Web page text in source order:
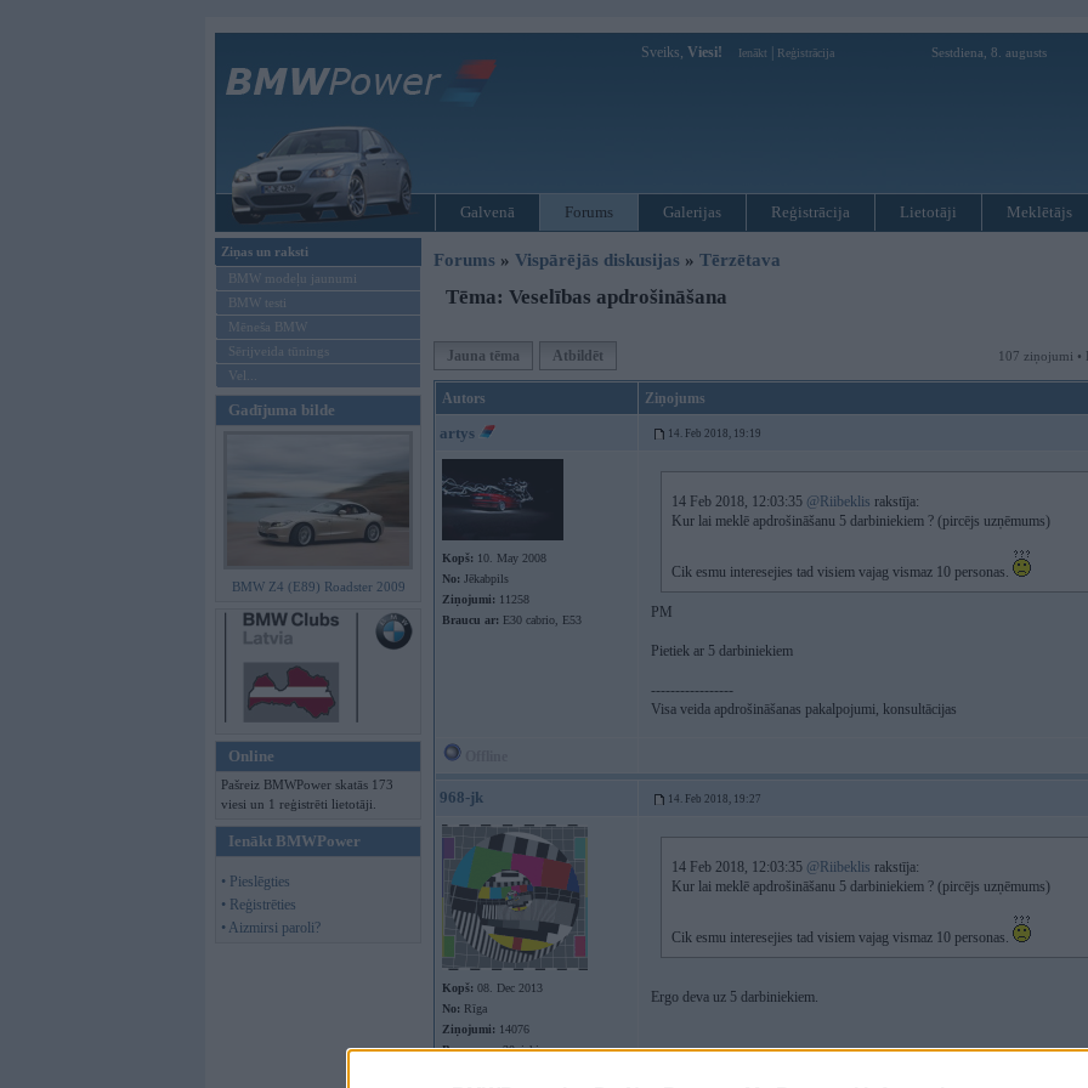
Sveiks, Viesi! Ienākt Reģistrācija Sestdiena, 8. augusts
Galvenā Forums Galerijas Reģistrācija Lietotāji Meklētājs
Ziņas un raksti
BMW modeļu jaunumi
BMW testi
Mēneša BMW
Sērijveida tūnings
Vel...
Gadījuma bilde
BMW Z4 (E89) Roadster 2009
Online
Pašreiz BMWPower skatās 173
viesi un 1 reģistrēti lietotāji.
Ienākt BMWPower
• Pieslēgties
• Reģistrēties
• Aizmirsi paroli?
Forums » Vispārējās diskusijas » Tērzētava
Tēma: Veselības apdrošināšana
Jauna tēma Atbildēt 107 ziņojumi •
Autors Ziņojums
artys 14. Feb 2018, 19:19
Kopš: 10. May 2008
No: Jēkabpils
Ziņojumi: 11258
Braucu ar: E30 cabrio, E53
14 Feb 2018, 12:03:35 @Riibeklis rakstīja:
Kur lai meklē apdrošināšanu 5 darbiniekiem ? (pircējs uzņēmums)
Cik esmu interesejies tad visiem vajag vismaz 10 personas.
PM
Pietiek ar 5 darbiniekiem
-----------------
Visa veida apdrošināšanas pakalpojumi, konsultācijas
968-jk 14. Feb 2018, 19:27
Kopš: 08. Dec 2013
No: Rīga
Ziņojumi: 14076
Braucu ar:30niekiem
14 Feb 2018, 12:03:35 @Riibeklis rakstīja:
Kur lai meklē apdrošināšanu 5 darbiniekiem ? (pircējs uzņēmums)
Cik esmu interesejies tad visiem vajag vismaz 10 personas.
Ergo deva uz 5 darbiniekiem.